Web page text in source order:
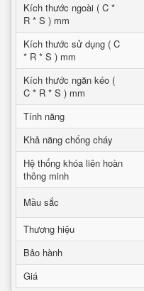
Kích thước ngoài ( C *
R * S ) mm
Kích thước sử dụng ( C
* R * S ) mm
Kích thước ngăn kéo (
C * R * S ) mm
Tính năng
Khả năng chống cháy
Hệ thống khóa liên hoàn
thông minh
Mầu sắc
Thương hiệu
Bảo hành
Giá